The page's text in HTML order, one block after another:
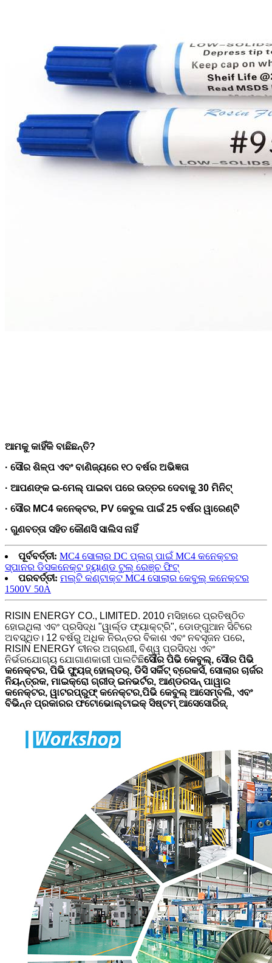
ଆମକୁ କାହିଁକି ବାଛିଛନ୍ତି?
· ସୌର ଶିଳ୍ପ ଏବଂ ବାଣିଜ୍ୟରେ ୧୦ ବର୍ଷର ଅଭିଜ୍ଞତା
· ଆପଣଙ୍କ ଇ-ମେଲ୍ ପାଇବା ପରେ ଉତ୍ତର ଦେବାକୁ 30 ମିନିଟ୍
· ସୌର MC4 କନେକ୍ଟର, PV କେବୁଲ ପାଇଁ 25 ବର୍ଷର ୱାରେଣ୍ଟି
· ଗୁଣବତ୍ତା ସହିତ କୌଣସି ସାଲିସ ନାହିଁ
ପୂର୍ବବର୍ତ୍ତୀ: MC4 ସୋଲାର DC ପ୍ଲଗ୍ ପାଇଁ MC4 କନେକ୍ଟର
ସ୍ପାନର ଡିସକନେକ୍ଟ ହ୍ୟାଣ୍ଡ ଟୁଲ୍ ରେଞ୍ଚ ଫିଟ୍
ପରବର୍ତ୍ତୀ: ମଲ୍ଟି କଣ୍ଟାକ୍ଟ MC4 ସୋଲାର କେବୁଲ୍ କନେକ୍ଟର
1500V 50A
RISIN ENERGY CO., LIMITED. 2010 ମସିହାରେ ପ୍ରତିଷ୍ଠିତ
ହୋଇଥିଲା ଏବଂ ପ୍ରସିଦ୍ଧ "ୱାର୍ଲ୍ଡ ଫ୍ୟାକ୍ଟ୍ରି", ଡୋଙ୍ଗୁଆନ ସିଟିରେ
ଅବସ୍ଥିତ। 12 ବର୍ଷରୁ ଅଧିକ ନିରନ୍ତର ବିକାଶ ଏବଂ ନବସୃଜନ ପରେ,
RISIN ENERGY ଚୀନର ଅଗ୍ରଣୀ, ବିଶ୍ୱ ପ୍ରସିଦ୍ଧ ଏବଂ
ନିର୍ଭରଯୋଗ୍ୟ ଯୋଗାଣକାରୀ ପାଲଟିଛିସୌର ପିଭି କେବୁଲ୍, ସୌର ପିଭି
କନେକ୍ଟର, ପିଭି ଫ୍ୟୁଜ୍ ହୋଲ୍ଡର୍, ଡିସି ସର୍କିଟ୍ ବ୍ରେକର୍ସ, ସୋଲାର ଚାର୍ଜର
ନିୟନ୍ତ୍ରକ, ମାଇକ୍ରୋ ଗ୍ରୀଡ୍ ଇନଭର୍ଟର, ଆଣ୍ଡରସନ୍ ପାୱାର
କନେକ୍ଟର, ୱାଟରପ୍ରୁଫ୍ କନେକ୍ଟର,ପିଭି କେବୁଲ୍ ଆସେମ୍ବଲି, ଏବଂ
ବିଭିନ୍ନ ପ୍ରକାରର ଫଟୋଭୋଲ୍ଟାଇକ୍ ସିଷ୍ଟମ୍ ଆସେସୋରିଜ୍.